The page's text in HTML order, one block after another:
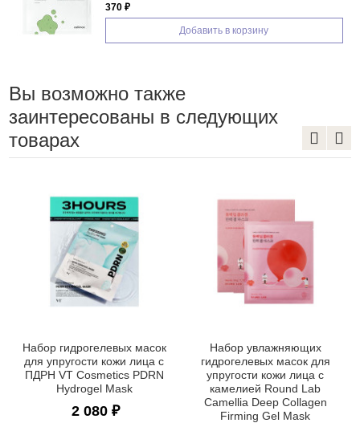
370 ₽
Добавить в корзину
Вы возможно также
заинтересованы в следующих
товарах
Набор гидрогелевых масок
для упругости кожи лица с
ПДРН VT Cosmetics PDRN
Hydrogel Mask
2 080 ₽
Набор увлажняющих
гидрогелевых масок для
упругости кожи лица с
камелией Round Lab
Camellia Deep Collagen
Firming Gel Mask